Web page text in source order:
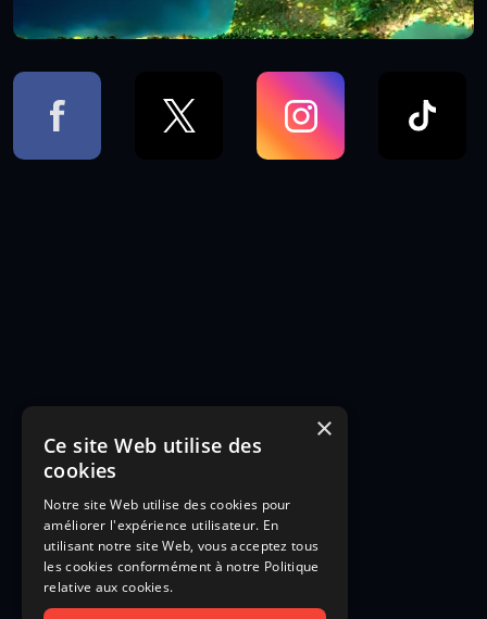
×
Ce site Web utilise des
cookies
Notre site Web utilise des cookies pour
améliorer l'expérience utilisateur. En
utilisant notre site Web, vous acceptez tous
les cookies conformément à notre Politique
relative aux cookies.